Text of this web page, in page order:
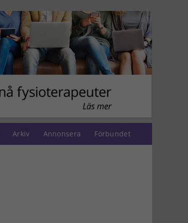
Arkiv Annonsera Förbundet